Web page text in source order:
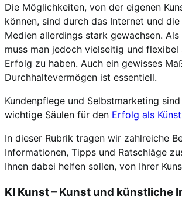
Die Möglichkeiten, von der eigenen
können, sind durch das Internet und
Medien allerdings stark gewachsen. Als
muss man jedoch vielseitig und flexibel
Erfolg zu haben. Auch ein gewisses
Durchhaltevermögen ist essentiell.
Kundenpflege und Selbstmarketing
wichtige Säulen für den Erfolg als
In dieser Rubrik tragen wir zahlreiche
Informationen, Tipps und Ratschläge
Ihnen dabei helfen sollen, von Ihrer
KI Kunst – Kunst und künstliche